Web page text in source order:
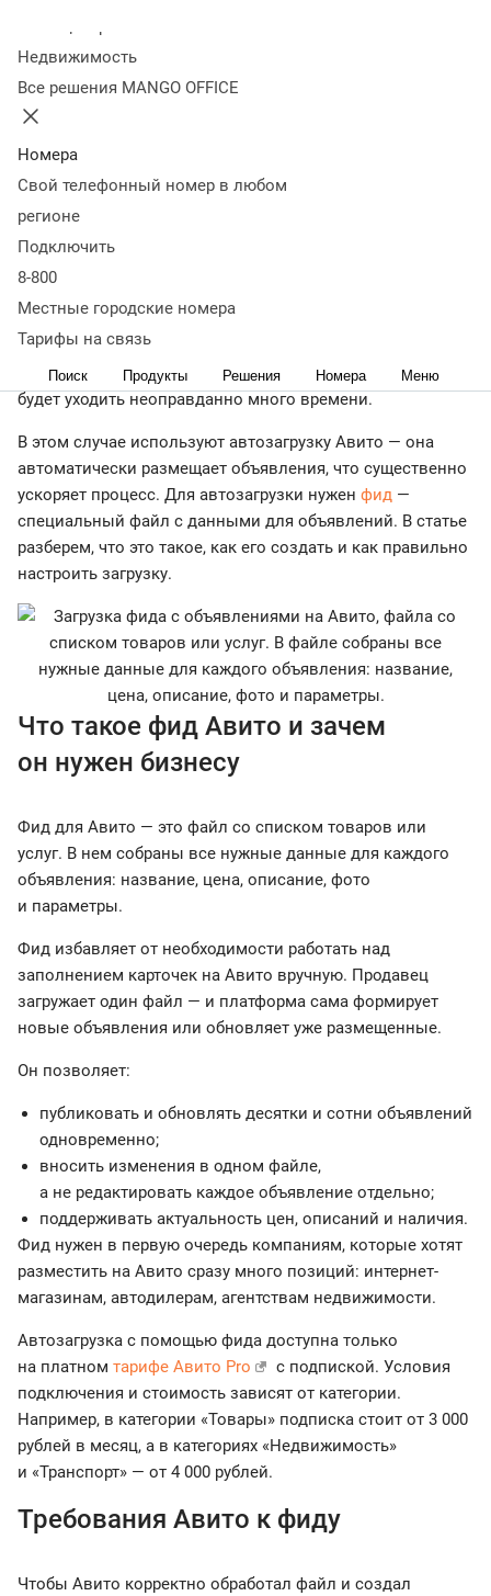
Недвижимость
Все решения MANGO OFFICE
Номера
Свой телефонный номер в любом
регионе
Подключить
8-800
Местные городские номера
Тарифы на связь
Поиск Продукты Решения Номера Меню
объявлений
21 мая4 535
Оглавление
Что такое фид Авито и зачем он нужен
Как загружать фид на Авито
ошибки в отчете и способы их решения
← Журнал
частным лицам. Если речь о бизнесе, то часто нужно
публиковать десятки или даже сотни объявлений
одновременно. И на их создание, обновление и контроль
будет уходить неоправданно много времени.
В этом случае используют автозагрузку Авито — она
автоматически размещает объявления, что существенно
ускоряет процесс. Для автозагрузки нужен фид —
специальный файл с данными для объявлений. В статье
разберем, что это такое, как его создать и как правильно
настроить загрузку.
Что такое фид Авито и зачем
он нужен бизнесу
Фид для Авито — это файл со списком товаров или
услуг. В нем собраны все нужные данные для каждого
объявления: название, цена, описание, фото
и параметры.
Фид избавляет от необходимости работать над
заполнением карточек на Авито вручную. Продавец
загружает один файл — и платформа сама формирует
новые объявления или обновляет уже размещенные.
Он позволяет:
публиковать и обновлять десятки и сотни объявлений
одновременно;
вносить изменения в одном файле,
а не редактировать каждое объявление отдельно;
поддерживать актуальность цен, описаний и наличия.
Фид нужен в первую очередь компаниям, которые хотят
разместить на Авито сразу много позиций: интернет-
магазинам, автодилерам, агентствам недвижимости.
Автозагрузка с помощью фида доступна только
на платном тарифе Авито Pro
с подпиской. Условия
подключения и стоимость зависят от категории.
Например, в категории «Товары» подписка стоит от 3 000
рублей в месяц, а в категориях «Недвижимость»
и «Транспорт» — от 4 000 рублей.
Требования Авито к фиду
Чтобы Авито корректно обработал файл и создал